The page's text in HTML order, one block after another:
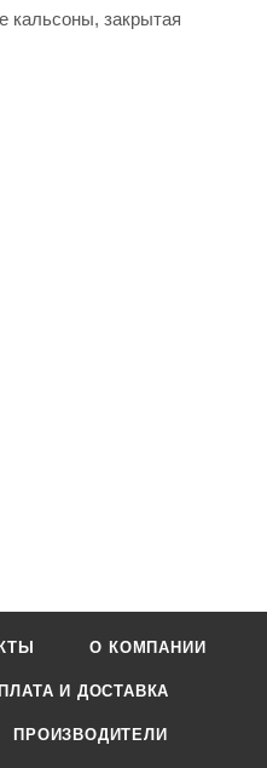
кальсоны, закрытая
О КОМПАНИИ
И ДОСТАВКА
ПРОИЗВОДИТЕЛИ